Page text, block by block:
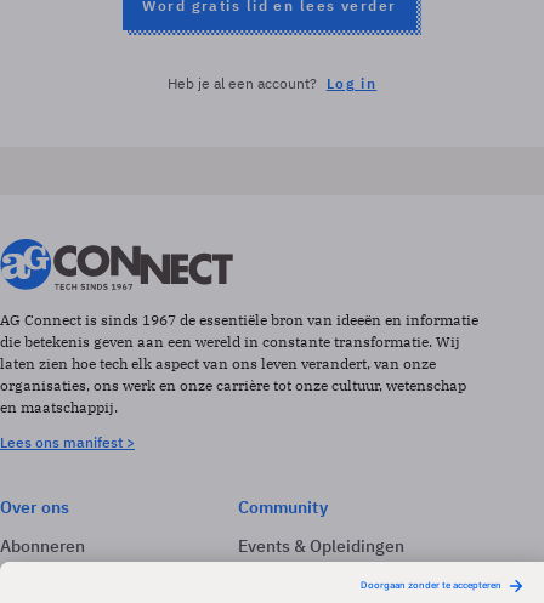
Word gratis lid en lees verder
Heb je al een account? Log in
AG Connect is sinds 1967 de essentiële bron van ideeën en informatie
die betekenis geven aan een wereld in constante transformatie. Wij
laten zien hoe tech elk aspect van ons leven verandert, van onze
organisaties, ons werk en onze carrière tot onze cultuur, wetenschap
en maatschappij.
Lees ons manifest >
Over ons
Abonneren
Adverteren
Community
Events & Opleidingen